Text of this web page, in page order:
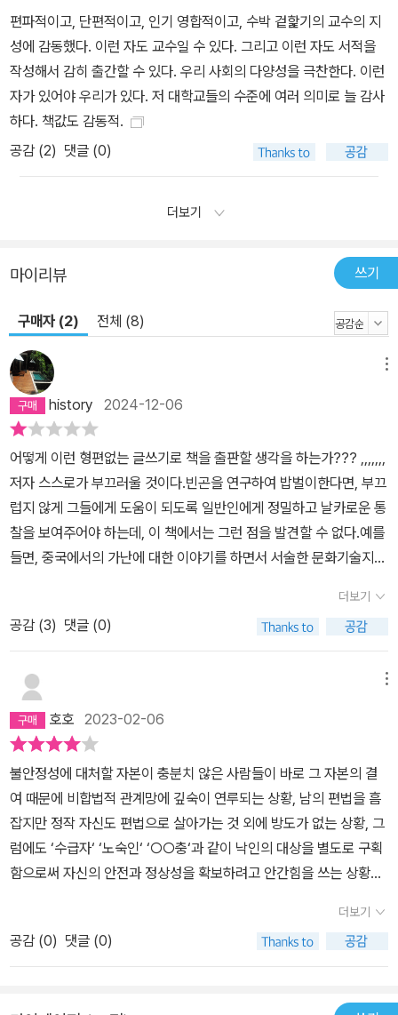
정성 게임이 교차하는 글로벌 빈곤 레짐에서 청년은 88만원 세대, N
포 세대와 같은 불안·체념·부정의 명명, 신자유주의 구조조정의 환부
라는 낙인에서 벗어나, 세계시민으로서 “새로운 지식, 아이디어, 정동
을 창출해내는 프런티어”로 거듭난다. 글로벌 외환위기가 닥친 1990
년대 말 이후 해외 봉사, 다국적 청년 봉사단, 해외 문화 탐방 프로그
세가 된 나라에서 자란 청년들이 떠올리는 ‘해외’ 서사엔 봉사, 여행,
경쟁력을 높여줄 재산일 수도, 겹겹이 닫힌 국내의 취업 시장을 넘어
엿볼 미지의 땅으로, 진로에 관한 고민이 마구잡이로 뒤엉켰을 때 잠
시 유예가 허락되는 명분으로 해외를 상상하는 청년도 많다. 해외라
는 우회로를 거쳐 휴식, 커리어, 대안적 삶, 사회적 인정을 얻고 싶다
는 욕망이, 발전이 고용을 담보로 하지 않는 사회에서 잉여가 되지 않
으려는 절박함과 겹친 것이다.” 동시대 빈곤을 어디로 나아가게 할 것
인가? 여기서 다시 한번 빈곤 인식의 지평을 넓히며 저자는 ‘인류세
의 빈곤’으로 논의를 마무리한다. 더 정확히 말하자면 비인간-빈자의
취약한 삶에 대해. 인간을 제외한 지구상의 생명체, 나아가 지구 행성
자체도 빈곤 통치와 착취 구조에서 열외가 아니며, 인간-빈자가 경험
한 빈곤 통치의 역사는 그대로(“자연을 가능한 한 저렴하게 일하게
함으로써”), 더 가혹하게 답습된다. 역사 이전부터 계속된 비인간-빈
자의 수난은 노동과 수급, 의존과 자립으로 분류해 처리하기에는 너
무나 거대한 위기로 인간-빈자와 연결되어버렸다. 빈곤을 과정으로
를 만들어야 한다 「서문」에서 밝히듯 이 책에서 저자는 “물질적 결핍
이란 조건과 가난함에 대한 인식 및 감각 사이의 불일치에 주목하면
서 (서로 마찰을 일으키기도 하는) 빈곤 경험의 지층들을 헤집고, 빈
짐에 포획되면서 발생하는 문제를 다룬다. 빈곤이 오로지 복지와 결
합하면서 노동, 발전, 자립·자활, 의존에 관한 지배적 규범을 재생산하
고, 빈자에 대한 낙인과 폭력을 강화하는 과정을 담았다. 1장 「고인 가
난」에서는 사회보장의 역사를 검토하고 저자가 2001년부터 연구지
로 삼아온 서울 난곡 지역의 사례를 토대로 기초법과 수급이라는 제
도가 어떻게 관료-기계로 작동하며 가난에 대한 감각, 인식, 서사, 논
쟁, 투쟁을 마름질하고 빈곤의 정치적 의제화를 곤경에 빠뜨리는지를
살핀다. 2장 「의존의 문제화」 에서는 의존이 삶의 고유한 양태임에도
사회적 ‘문제’로, 빈자의 품행과 습속을 감시하고 관리하는 기제로 작
는 계속해서 변화하며, 자활自活은 한국 빈민운동사에서 상호의존으
편파적이고, 단편적이고, 인기 영합적이고, 수박 겉핥기의 교수의 지
성에 감동했다. 이런 자도 교수일 수 있다. 그리고 이런 자도 서적을
작성해서 감히 출간할 수 있다. 우리 사회의 다양성을 극찬한다. 이런
자가 있어야 우리가 있다. 저 대학교들의 수준에 여러 의미로 늘 감사
하다. 책값도 감동적.
공감 (2) 댓글 (0)
더보기
마이리뷰 쓰기
구매자 (2) 전체 (8)
history 2024-12-06
어떻게 이런 형편없는 글쓰기로 책을 출판할 생각을 하는가??? ,,,,,,,
저자 스스로가 부끄러울 것이다.빈곤을 연구하여 밥벌이한다면, 부끄
럽지 않게 그들에게 도움이 되도록 일반인에게 정밀하고 날카로운 통
찰을 보여주어야 하는데, 이 책에서는 그런 점을 발견할 수 없다.예를
들면, 중국에서의 가난에 대한 이야기를 하면서 서술한 문화기술지는
인의 이야기로 끝.....무슨 의미가 있나??결론도 애매하고??어떻게
이런 알맹이없고, 문학적인 면모도 부족하기 짝이 없는 책이 3쇄까지
갔는지....배우는 학생들이 이 책을 읽고 얼마나 황망했겠나?????모
르겠지만, 이 책을 읽은 이들에게 저자는 미안해 할 필요가 있다...그
하시고, 아주 좋으시겠다. 그런 내용을 자기 책에다 넣어두기고 하시
고,...ㅋ부끄러운 줄 알아야지....저자가 이 글을 읽는다면, 본 리뷰를
쓴 사람이 인류학에 문외한이 아니라는 것 쯤은 알 것이다. 그렇기에
나는 당당히 비판한다. 반성하라~2024. 12. 6. ....
더보기
공감 (3) 댓글 (0)
호호 2023-02-06
불안정성에 대처할 자본이 충분치 않은 사람들이 바로 그 자본의 결
여 때문에 비합법적 관계망에 깊숙이 연루되는 상황, 남의 편법을 흠
잡지만 정작 자신도 편법으로 살아가는 것 외에 방도가 없는 상황, 그
럼에도 ‘수급자‘ ‘노숙인‘ ‘○○충‘과 같이 낙인의 대상을 별도로 구획
함으로써 자신의 안전과 정상성을 확보하려고 안간힘을 쓰는 상황이
대한 괴물이 되어 점점 폭주'하고(하비 2021: 25), '자본주의라는 짐
승이 자애로운 사회적 규제로부터 도망치는 일이 거듭 반복되지만(지
젝 2012: 37), 괴물에게 잡아먹히지 않으려고 발버둥 치는 사람들은
더보기
공감 (0) 댓글 (0)